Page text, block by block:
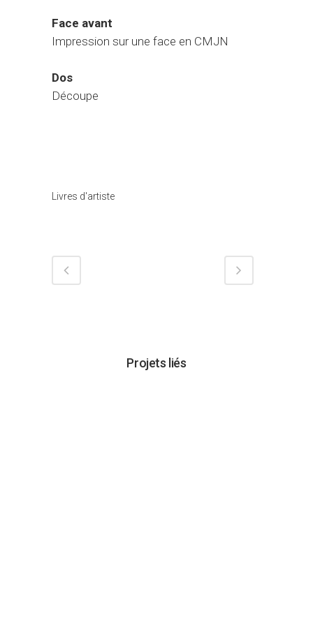
Face avant
Impression sur une face en CMJN
Dos
Découpe
Livres d'artiste
Projets liés